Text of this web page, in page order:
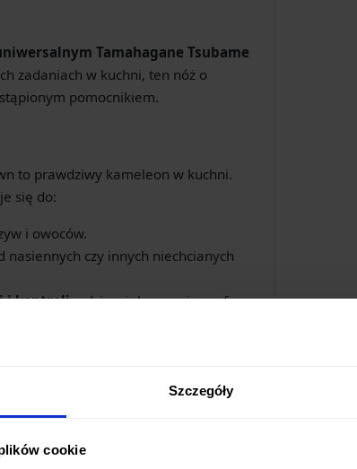
Szczegóły
cookie
Tamahagane Tsubame
zadaniach w kuchni, ten nóż o
pomocnikiem.
to prawdziwy kameleon w kuchni.
się do:
i owoców.
nasiennych czy innych niechcianych
i kontroli, gdzie większe noże szefa
krojeniem.
Ostrze wykonane jest w